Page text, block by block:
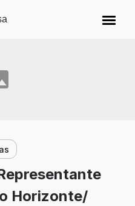
Horizonte/